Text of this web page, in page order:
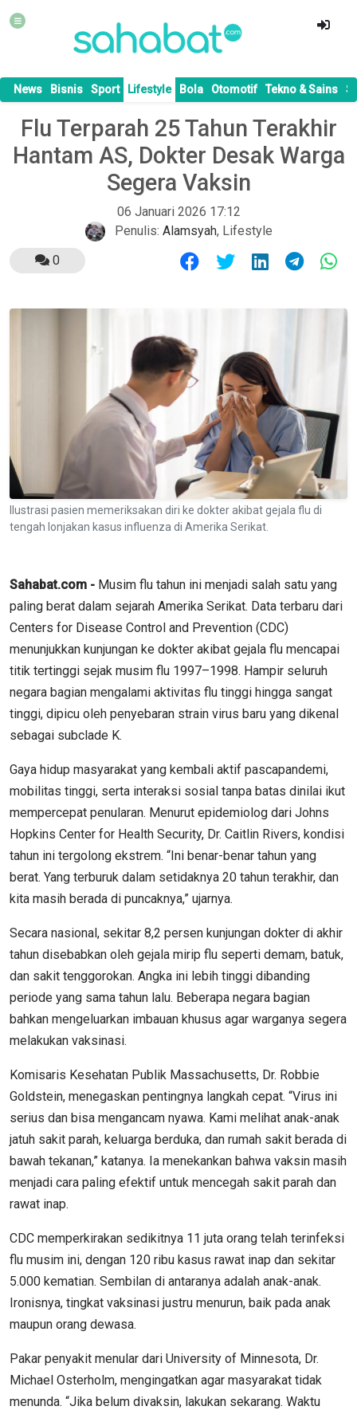
News Bisnis Sport Lifestyle Bola Otomotif Tekno & Sains
Flu Terparah 25 Tahun Terakhir
Hantam AS, Dokter Desak Warga
Segera Vaksin
06 Januari 2026 17:12
Penulis: Alamsyah, Lifestyle
0
Ilustrasi pasien memeriksakan diri ke dokter akibat gejala flu di
tengah lonjakan kasus influenza di Amerika Serikat.
Sahabat.com - Musim flu tahun ini menjadi salah satu yang
paling berat dalam sejarah Amerika Serikat. Data terbaru dari
Centers for Disease Control and Prevention (CDC)
menunjukkan kunjungan ke dokter akibat gejala flu mencapai
titik tertinggi sejak musim flu 1997–1998. Hampir seluruh
negara bagian mengalami aktivitas flu tinggi hingga sangat
tinggi, dipicu oleh penyebaran strain virus baru yang dikenal
sebagai subclade K.
Gaya hidup masyarakat yang kembali aktif pascapandemi,
mobilitas tinggi, serta interaksi sosial tanpa batas dinilai ikut
mempercepat penularan. Menurut epidemiolog dari Johns
Hopkins Center for Health Security, Dr. Caitlin Rivers, kondisi
tahun ini tergolong ekstrem. “Ini benar-benar tahun yang
berat. Yang terburuk dalam setidaknya 20 tahun terakhir, dan
kita masih berada di puncaknya,” ujarnya.
Secara nasional, sekitar 8,2 persen kunjungan dokter di akhir
tahun disebabkan oleh gejala mirip flu seperti demam, batuk,
dan sakit tenggorokan. Angka ini lebih tinggi dibanding
periode yang sama tahun lalu. Beberapa negara bagian
bahkan mengeluarkan imbauan khusus agar warganya segera
melakukan vaksinasi.
Komisaris Kesehatan Publik Massachusetts, Dr. Robbie
Goldstein, menegaskan pentingnya langkah cepat. “Virus ini
serius dan bisa mengancam nyawa. Kami melihat anak-anak
jatuh sakit parah, keluarga berduka, dan rumah sakit berada di
bawah tekanan,” katanya. Ia menekankan bahwa vaksin masih
menjadi cara paling efektif untuk mencegah sakit parah dan
rawat inap.
CDC memperkirakan sedikitnya 11 juta orang telah terinfeksi
flu musim ini, dengan 120 ribu kasus rawat inap dan sekitar
5.000 kematian. Sembilan di antaranya adalah anak-anak.
Ironisnya, tingkat vaksinasi justru menurun, baik pada anak
maupun orang dewasa.
Pakar penyakit menular dari University of Minnesota, Dr.
Michael Osterholm, mengingatkan agar masyarakat tidak
menunda. “Jika belum divaksin, lakukan sekarang. Waktu